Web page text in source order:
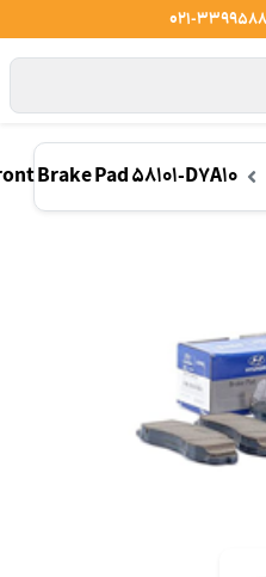
Brake Pad 58101-D7A10